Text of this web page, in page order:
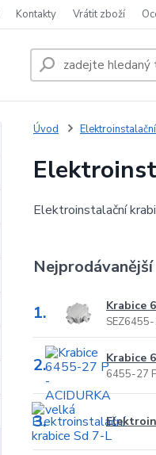
Kontakty Vrátit zboží
Úvod
Elektroinstalační
Nejprodávanější
1. Krabice
2. Krabice
6455-27
3.